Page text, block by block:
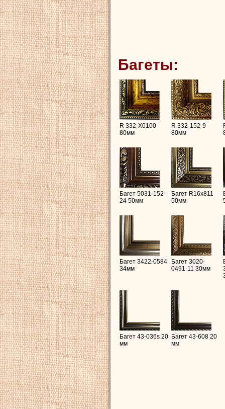
Багеты:
R 332-X0100
80мм
R 332-152-9
80мм
Багет 5031-152-
24 50мм
Багет R16х811
50мм
Багет 3422-0584
34мм
Багет 3020-
0491-11 30мм
Багет 43-036s 20
мм
Багет 43-608 20
мм